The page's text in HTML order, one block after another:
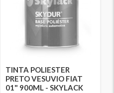
TINTA POLIESTER
PRETO VESUVIO FIAT
01" 900ML - SKYLACK